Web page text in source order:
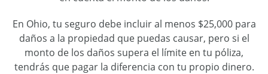
En Ohio, tu seguro debe incluir al menos $25,000 para
daños a la propiedad que puedas causar, pero si el
monto de los daños supera el límite en tu póliza,
tendrás que pagar la diferencia con tu propio dinero.